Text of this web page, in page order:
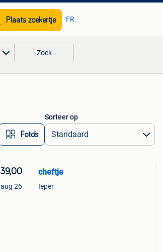
Plaats zoekertje FR
Zoek
Foto’s
Sorteer op
26
cheftje
Ieper